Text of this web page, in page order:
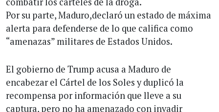
Por su parte, Maduro,declaró un estado de máxima
alerta para defenderse de lo que califica como
“amenazas” militares de Estados Unidos.
El gobierno de Trump acusa a Maduro de
encabezar el Cártel de los Soles y duplicó la
recompensa por información que lleve a su
captura, pero no ha amenazado con invadir